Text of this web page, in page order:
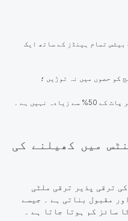
رائزز کے سائز اور پری فلاپ پر 3 بیٹس تمام ہینڈز کے ساتھ ایک
کو حصوں میں نہ توڑیں ؛
نہیں ہے ۔
میں کھیلنے کی
ترقی پذیر ترقی ملٹی
مقبول بناتی ہے ۔ جیسے
سائز کم ہوتا جاتا ہے ۔